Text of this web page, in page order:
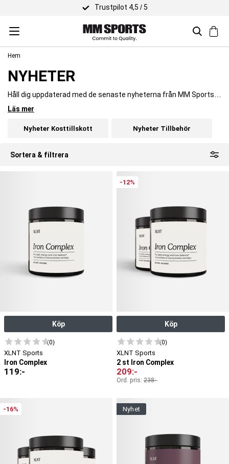
Snabb leverans
Hem
NYHETER
Håll dig uppdaterad med de senaste nyheterna från MM Sports.
utvalda för dig som tränar målmedvetet. Utforska nyheter från
säsongens hetaste plagg. Perfekt för dig som vill ligga steget
Läs mer
Nyheter Kosttillskott Nyheter Tillbehör
Sortera & filtrera
Köp
(0)
XLNT Sports
Iron Complex
119:-
-12%
Köp
(0)
XLNT Sports
2 st Iron Complex
209:-
Ord. pris: 238:-
-16% nyhet